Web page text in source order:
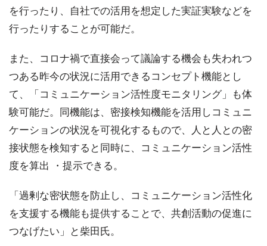
を行ったり、自社での活用を想定した実証実験などを
行ったりすることが可能だ。
また、コロナ禍で直接会って議論する機会も失われつ
つある昨今の状況に活用できるコンセプト機能とし
て、「コミュニケーション活性度モニタリング」も体
験可能だ。同機能は、密接検知機能を活用しコミュニ
ケーションの状況を可視化するもので、人と人との密
接状態を検知すると同時に、コミュニケーション活性
度を算出 ・提示できる。
「過剰な密状態を防止し、コミュニケーション活性化
を支援する機能も提供することで、共創活動の促進に
つなげたい」と柴田氏。